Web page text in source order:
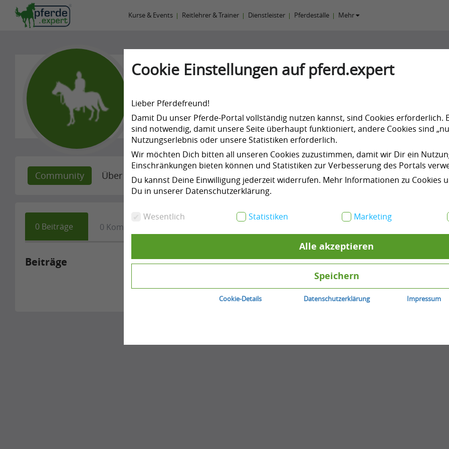
Cookie Einstellungen auf pferd.expert
Lieber Pferdefreund!
Damit Du unser Pferde-Portal vollständig nutzen kannst, sind Cookies erforderlich.
sind notwendig, damit unsere Seite überhaupt funktioniert, andere Cookies sind
Nutzungserlebnis oder unsere Statistiken erforderlich.
Wir möchten Dich bitten all unseren Cookies zuzustimmen, damit wir Dir ein
Einschränkungen bieten können und Statistiken zur Verbesserung des Portals
Du kannst Deine Einwilligung jederzeit widerrufen. Mehr Informationen zu Cookies
Du in unserer Datenschutzerklärung.
Wesentlich Statistiken Marketing
Alle akzeptieren
Speichern
Cookie-Details Datenschutzerklärung Impressum
Kurse & Events Reitlehrer & Trainer Dienstleister Pferdeställe Mehr
-
Community Über mich Empfehlungen Kurse & Events Meine Products
0 Beiträge 0 Kommentare
Beiträge